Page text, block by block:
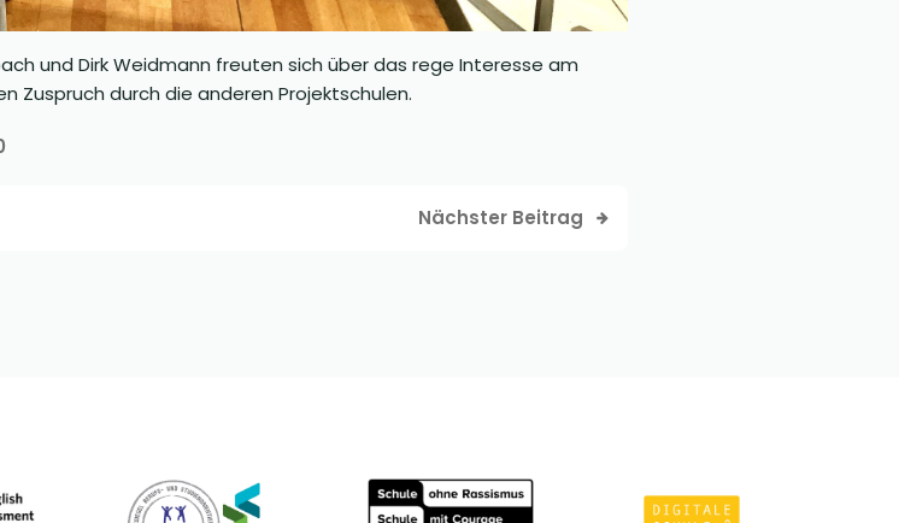
und Dirk Weidmann freuten sich über das rege Interesse am
Zuspruch durch die anderen Projektschulen.
Nächster Beitrag